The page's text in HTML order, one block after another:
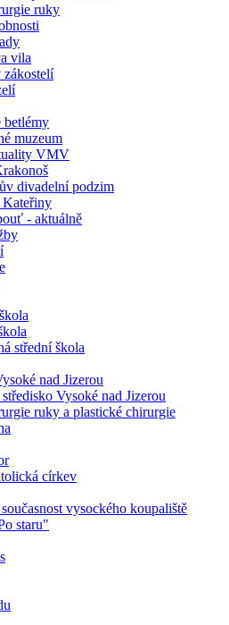
ruky
vila
betlémy
muzeum
VMV
divadelní podzim
Kateřiny
- aktuálně
střední škola
nad Jizerou
Vysoké nad Jizerou
ruky a plastické chirurgie
církev
vysockého koupaliště
staru"